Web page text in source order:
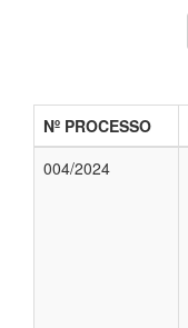
Nº PROCESSO
004/2024